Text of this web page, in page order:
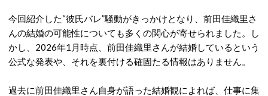
今回紹介した“彼氏バレ”騒動がきっかけとなり、 前田佳織里さ
んの結婚の可能性についても多くの関心が寄せられました。し
かし、2026年1月時点、前田佳織里さんが結婚しているという
公式な発表や、それを裏付ける確固たる情報はありません。
過去に前田佳織里さん自身が語った結婚観によれば、仕事に集